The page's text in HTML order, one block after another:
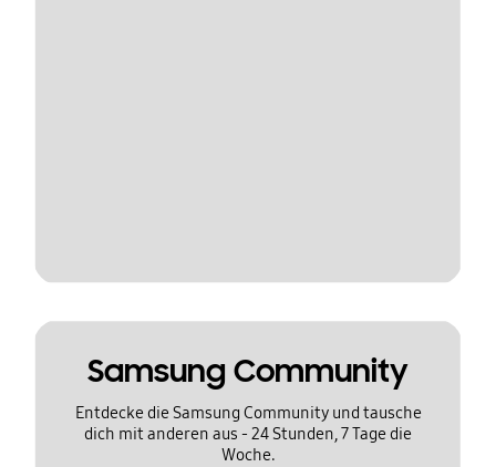
Samsung Community
Entdecke die Samsung Community und tausche
dich mit anderen aus - 24 Stunden, 7 Tage die
Woche.